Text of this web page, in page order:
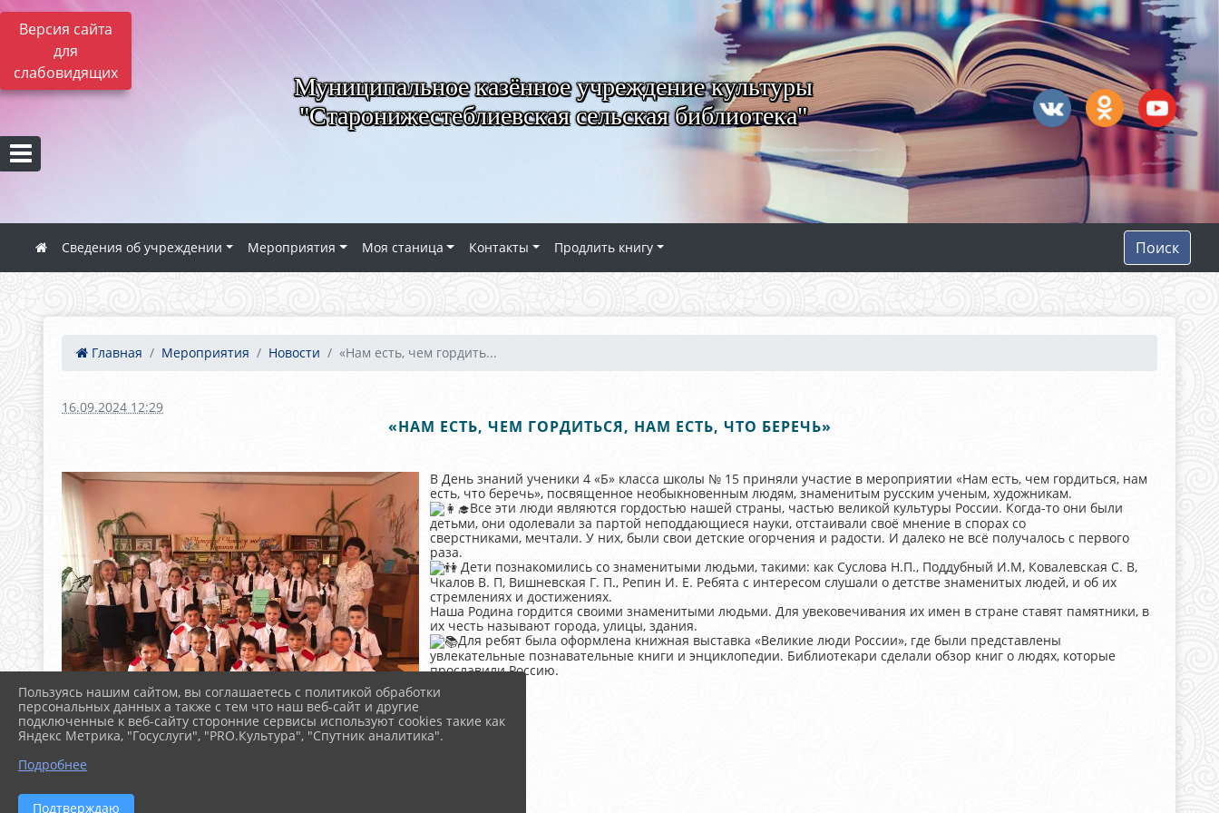
Версия сайта
для
слабовидящих
Муниципальное казённое учреждение культуры
"Старонижестеблиевская сельская библиотека"
Сведения об учреждении Мероприятия Моя станица Контакты Продлить книгу Поиск
Главная Мероприятия Новости «Нам есть, чем гордить...
16.09.2024 12:29
«НАМ ЕСТЬ, ЧЕМ ГОРДИТЬСЯ, НАМ ЕСТЬ, ЧТО БЕРЕЧЬ»
В День знаний ученики 4 «Б» класса школы № 15 приняли участие в мероприятии «Нам есть, чем гордиться, нам
есть, что беречь», посвященное необыкновенным людям, знаменитым русским ученым, художникам.
Все эти люди являются гордостью нашей страны, частью великой культуры России. Когда-то они были
детьми, они одолевали за партой неподдающиеся науки, отстаивали своё мнение в спорах со
сверстниками, мечтали. У них, были свои детские огорчения и радости. И далеко не всё получалось с первого
раза.
Дети познакомились со знаменитыми людьми, такими: как Суслова Н.П., Поддубный И.М, Ковалевская С. В,
Чкалов В. П, Вишневская Г. П., Репин И. Е. Ребята с интересом слушали о детстве знаменитых людей, и об их
стремлениях и достижениях.
Наша Родина гордится своими знаменитыми людьми. Для увековечивания их имен в стране ставят памятники, в
их честь называют города, улицы, здания.
Для ребят была оформлена книжная выставка «Великие люди России», где были представлены
увлекательные познавательные книги и энциклопедии. Библиотекари сделали обзор книг о людях, которые
прославили Россию.
Пользуясь нашим сайтом, вы соглашаетесь с политикой обработки
персональных данных а также с тем что наш веб-сайт и другие
подключенные к веб-сайту сторонние сервисы используют cookies такие как
Яндекс Метрика, "Госуслуги", "PRO.Культура", "Спутник аналитика".
Подробнее
Подтверждаю